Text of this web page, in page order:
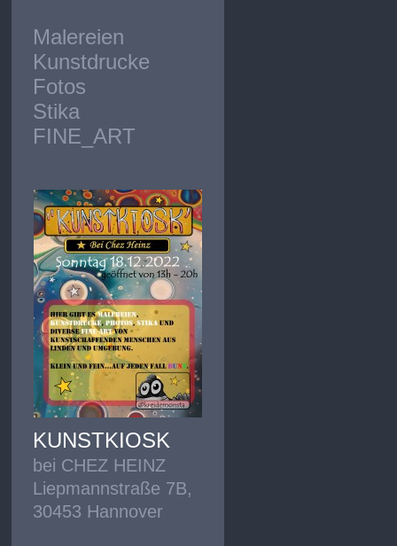
Malereien
Kunstdrucke
Fotos
Stika
FINE_ART
KUNSTKIOSK
bei CHEZ HEINZ
Liepmannstraße 7B,
30453 Hannover